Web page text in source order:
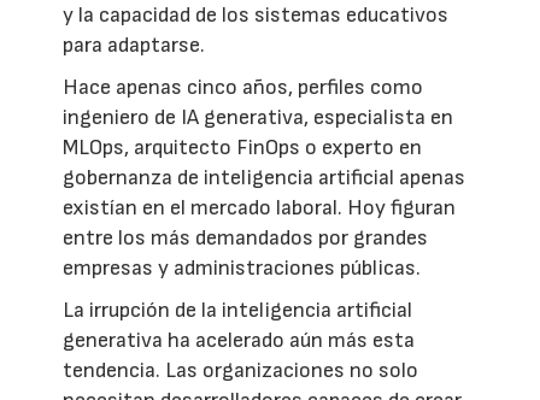
y la capacidad de los sistemas educativos
para adaptarse.
Hace apenas cinco años, perfiles como
ingeniero de IA generativa, especialista en
MLOps, arquitecto FinOps o experto en
gobernanza de inteligencia artificial apenas
existían en el mercado laboral. Hoy figuran
entre los más demandados por grandes
empresas y administraciones públicas.
La irrupción de la inteligencia artificial
generativa ha acelerado aún más esta
tendencia. Las organizaciones no solo